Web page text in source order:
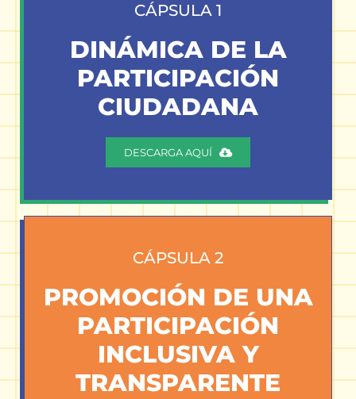
CÁPSULA 1
DINÁMICA DE LA
PARTICIPACIÓN
CIUDADANA
DESCARGA AQUÍ
CÁPSULA 2
PROMOCIÓN DE UNA
PARTICIPACIÓN
INCLUSIVA Y
TRANSPARENTE